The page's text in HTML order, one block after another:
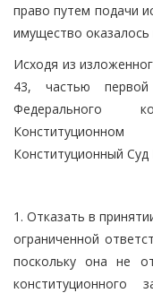
право путем подачи
имущество
Исходя из
43, частью
Федерального
Конституционный
1. Отказать в
ограниченной
поскольку она не